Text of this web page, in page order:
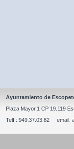
Ayuntamiento de
Plaza Mayor,1 CP 19.119
Telf : 949.37.03.82 email: